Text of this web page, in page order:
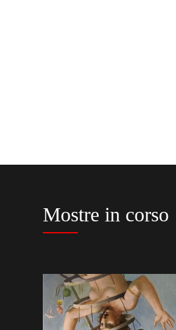
Mostre in corso